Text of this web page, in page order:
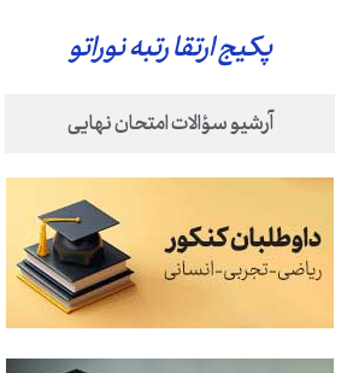
پکیج ارتقا رتبه نوراتو
آرشیو سؤالات امتحان نهایی